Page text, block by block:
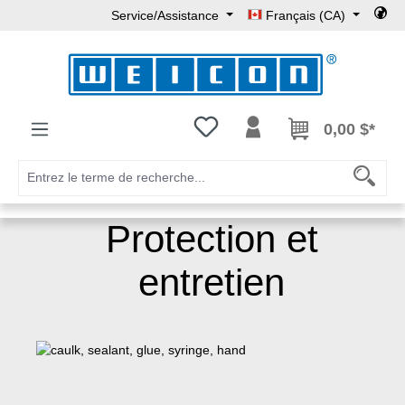
Passer au contenu principal
Service/Assistance Français (CA)
Vous avez 0 articles dans votre
0,00 $*
Protection et
entretien